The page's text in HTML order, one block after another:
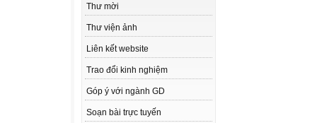
Thư mời
Thư viện ảnh
Liên kết website
Trao đổi kinh nghiệm
Góp ý với ngành GD
Soạn bài trực tuyến